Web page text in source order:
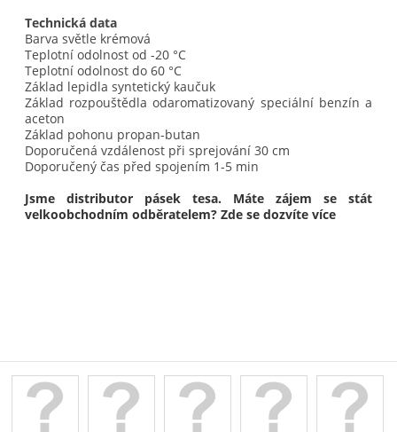
Technická data
Barva světle krémová
Teplotní odolnost od -20 °C
Teplotní odolnost do 60 °C
Základ lepidla syntetický kaučuk
Základ rozpouštědla odaromatizovaný speciální benzín a
aceton
Základ pohonu propan-butan
Doporučená vzdálenost při sprejování 30 cm
Doporučený čas před spojením 1-5 min
Jsme distributor pásek tesa. Máte zájem se stát
velkoobchodním odběratelem? Zde se dozvíte více